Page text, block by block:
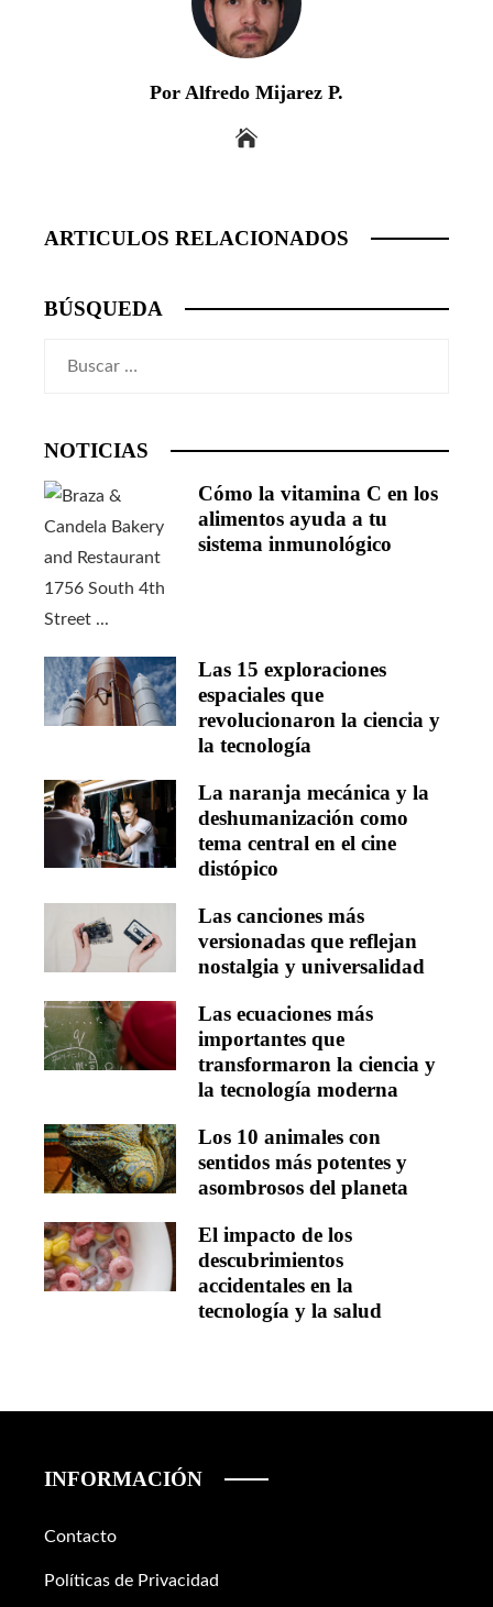
Por Alfredo Mijarez P.
ARTICULOS RELACIONADOS
BÚSQUEDA
NOTICIAS
Cómo la vitamina C en los
alimentos ayuda a tu
sistema inmunológico
Las 15 exploraciones
espaciales que
revolucionaron la ciencia y
la tecnología
La naranja mecánica y la
deshumanización como
tema central en el cine
distópico
Las canciones más
versionadas que reflejan
nostalgia y universalidad
Las ecuaciones más
importantes que
transformaron la ciencia y
la tecnología moderna
Los 10 animales con
sentidos más potentes y
asombrosos del planeta
El impacto de los
descubrimientos
accidentales en la
tecnología y la salud
INFORMACIÓN
Contacto
Políticas de Privacidad